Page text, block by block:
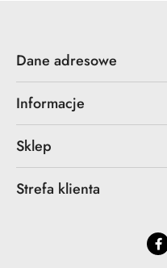
Dane adresowe
Informacje
Sklep
Strefa klienta